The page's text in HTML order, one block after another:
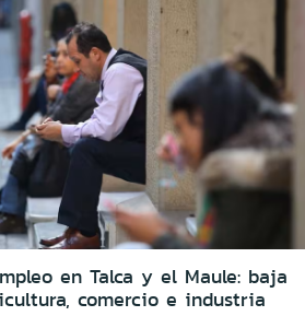
en Talca y el Maule: baja
comercio e industria